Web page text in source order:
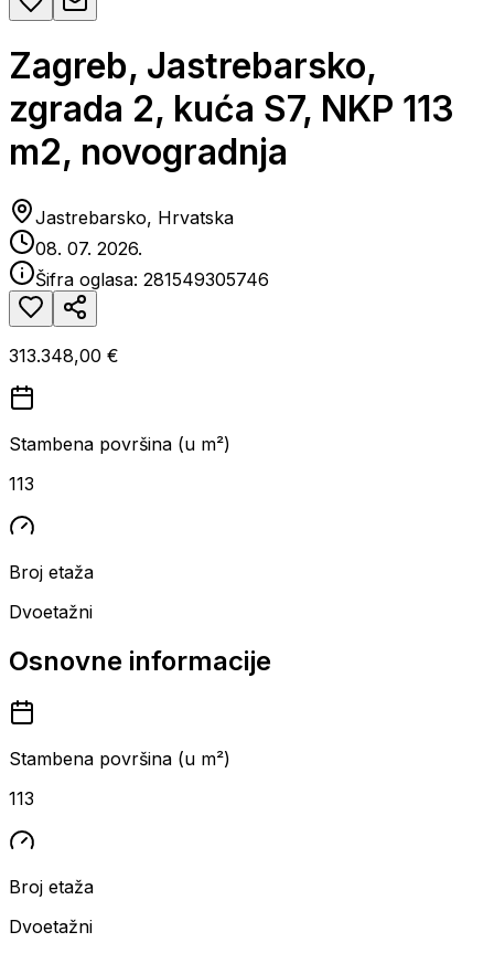
Zagreb, Jastrebarsko,
zgrada 2, kuća S7, NKP 113
m2, novogradnja
Jastrebarsko, Hrvatska
08. 07. 2026.
Šifra oglasa: 281549305746
313.348,00 €
Stambena površina (u m²)
113
Broj etaža
Dvoetažni
Osnovne informacije
Stambena površina (u m²)
113
Broj etaža
Dvoetažni